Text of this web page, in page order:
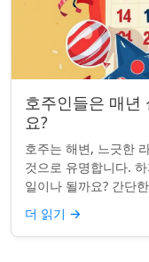
호주인들은 매년
요?
호주는 해변, 느긋한
것으로 유명합니다.
일이나 될까요? 간단
하지 않을 수 있습니다
더 읽기 →